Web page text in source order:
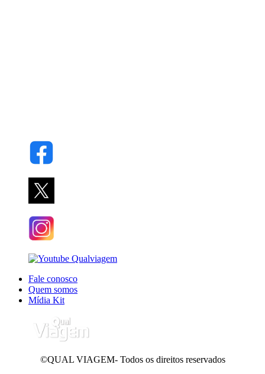
Fale conosco
Quem somos
Mídia Kit
©QUAL VIAGEM- Todos os direitos reservados